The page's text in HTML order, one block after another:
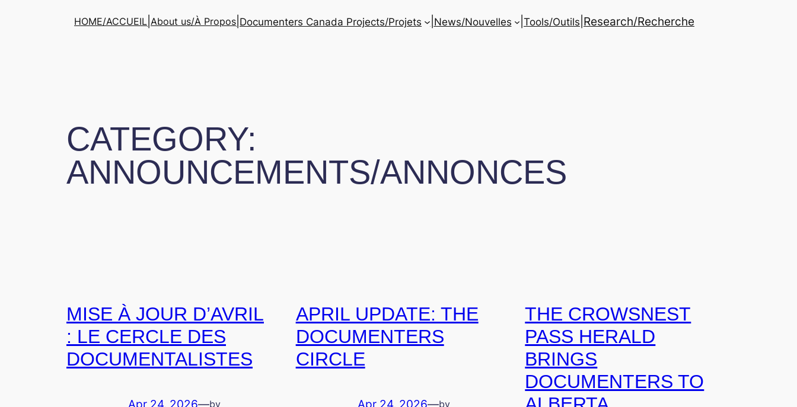
HOME/ACCUEIL |About us/À Propos Documenters Canada Projects/Projets News/Nouvelles Tools/Outils Research/Recherche
CATEGORY:
ANNOUNCEMENTS/ANNONCES
MISE À JOUR D’AVRIL
: LE CERCLE DES
DOCUMENTALISTES
by
APRIL UPDATE: THE
DOCUMENTERS
CIRCLE
by
THE CROWSNEST
PASS HERALD
BRINGS
DOCUMENTERS TO